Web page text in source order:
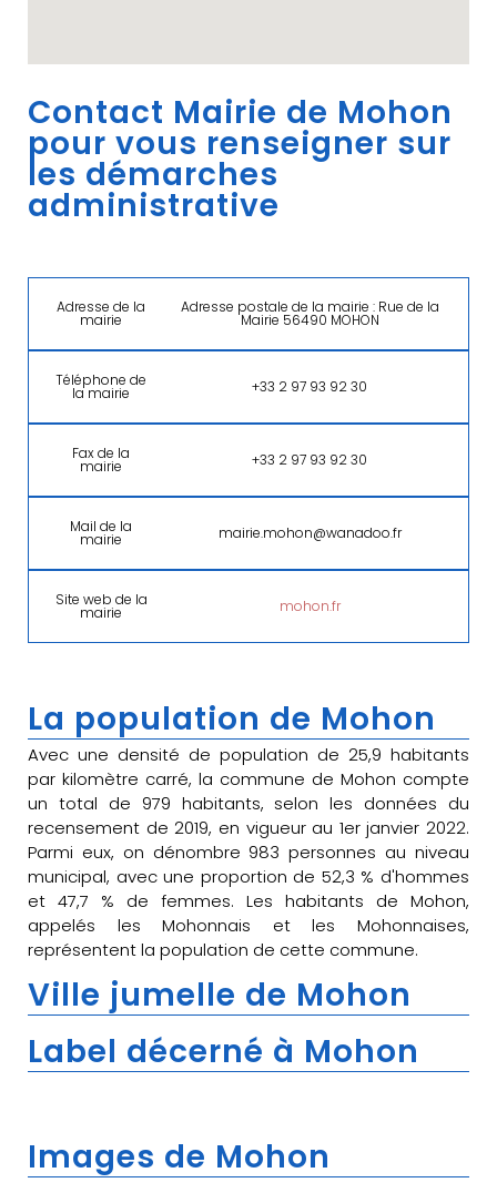
Contact Mairie de Mohon
pour vous renseigner sur
les démarches
administrative
Adresse de la
mairie
Adresse postale de la mairie : Rue de la
Mairie 56490 MOHON
Téléphone de
la mairie +33 2 97 93 92 30
Fax de la
mairie +33 2 97 93 92 30
Mail de la
mairie mairie.mohon@wanadoo.fr
Site web de la
mairie mohon.fr
La population de Mohon
Avec une densité de population de 25,9 habitants
par kilomètre carré, la commune de Mohon compte
un total de 979 habitants, selon les données du
recensement de 2019, en vigueur au 1er janvier 2022.
Parmi eux, on dénombre 983 personnes au niveau
municipal, avec une proportion de 52,3 % d'hommes
et 47,7 % de femmes. Les habitants de Mohon,
appelés les Mohonnais et les Mohonnaises,
représentent la population de cette commune.
Ville jumelle de Mohon
Label décerné à Mohon
Images de Mohon